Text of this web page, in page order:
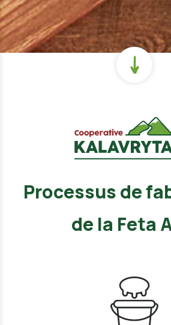
Processus de
de la Feta